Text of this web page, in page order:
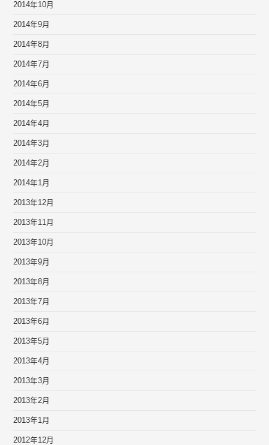
2014年10月
2014年9月
2014年8月
2014年7月
2014年6月
2014年5月
2014年4月
2014年3月
2014年2月
2014年1月
2013年12月
2013年11月
2013年10月
2013年9月
2013年8月
2013年7月
2013年6月
2013年5月
2013年4月
2013年3月
2013年2月
2013年1月
2012年12月